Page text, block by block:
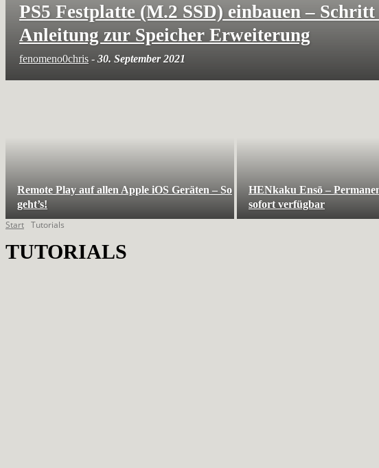
PS5 Festplatte (M.2 SSD) einbauen –
Anleitung zur Speicher Erweiterung
fenomeno0chris - 30. September 2021
Remote Play auf allen Apple iOS Geräten – So
geht’s!
HENkaku Ensō –
sofort verfügbar
Start Tutorials
TUTORIALS